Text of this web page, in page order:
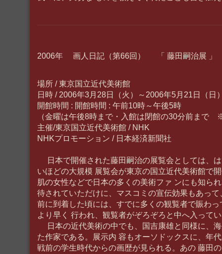
2006年 画人日記（第66回） 「 藤田嗣治展 」
場所 / 東京国立近代美術館
日時 / 2006年3月28日（火）～2006年5月21日（日
開館時間 : 開館時間 : 午前10時～午後5時
（金曜は午後8時まで・入館は閉館の30分前まで
主催/東京国立近代美術館 / NHK
NHKプロモーション / 日本経済新聞社
日本で開催された藤田嗣治の展覧会としては、
いほどの大規模 展覧会が東京の国立近代美術館で
肌の女性などで日本の多くの美術ファ ンにも知ら
待されていただけに、マスコミの宣伝効果もあっ
前に到着した頃には、すでに多くの観覧者で賑わ
より早く 行われ、観覧者がぞろぞろと中へ入って
日本の近代美術の中でも、国吉康雄と同様に、
た作家である。展示内 容もオーソドックスに、年
戦前の学生時代からの画歴が見られる。あの 藤田